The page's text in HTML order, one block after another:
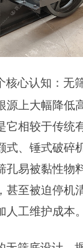
核心认知：无
源上大幅降低
它相较于传统
式、锤式破碎
孔易被黏性物
甚至被迫停机
工维护成本。